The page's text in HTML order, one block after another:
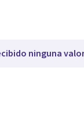
ninguna